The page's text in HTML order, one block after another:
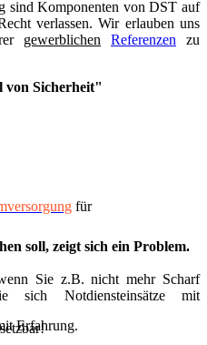
sind Komponenten von DST auf
verlassen. Wir erlauben uns
gewerblichen Referenzen zu
von Sicherheit"
für
Erfahrung.
soll, zeigt sich ein Problem.
Sie z.B. nicht mehr Scharf
sich Notdiensteinsätze mit